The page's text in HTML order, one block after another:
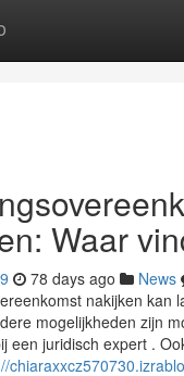
Waar
78 days ago News
nakijken kan
mogelijkheden zijn
een juridisch expert .